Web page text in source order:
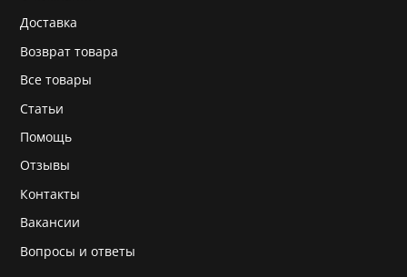
Доставка
Возврат товара
Все товары
Статьи
Помощь
Отзывы
Контакты
Вакансии
Вопросы и ответы